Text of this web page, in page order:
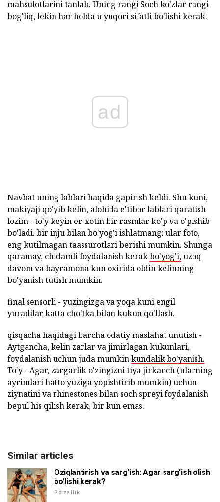
mahsulotlarini tanlab. Uning rangi Soch ko'zlar rangi
bog'liq, lekin har holda u yuqori sifatli bo'lishi kerak.
ad
Navbat uning lablari haqida gapirish keldi. Shu kuni,
makiyaji qo'yib kelin, alohida e'tibor lablari qaratish
lozim - to'y keyin er-xotin bir rasmlar ko'p va o'pishib
bo'ladi. bir inju bilan bo'yog'i ishlatmang: ular foto,
eng kutilmagan taassurotlari berishi mumkin. Shunga
qaramay, chidamli foydalanish kerakbo'yog'i,uzoq
davom va bayramona kun oxirida oldin kelinning
bo'yanish tutish mumkin.
final sensorli - yuzingizga va yoqa kuni engil
yuradilar katta cho'tka bilan kukun qo'llash.
qisqacha haqidagi barcha odatiy maslahat unutish -
Aytgancha, kelin zarlar va jimirlagan kukunlari,
foydalanish uchun juda mumkinkundalik bo'yanish.
To'y - Agar, zargarlik o'zingizni tiya jirkanch (ularning
ayrimlari hatto yuziga yopishtirib mumkin) uchun
ziynatini va rhinestones bilan soch spreyi foydalanish
bepul his qilish kerak, bir kun emas.
Similar articles
Oziqlantirish va sarg'ish: Agar sarg'ish olish
bo'lishi kerak?
Go'zallik